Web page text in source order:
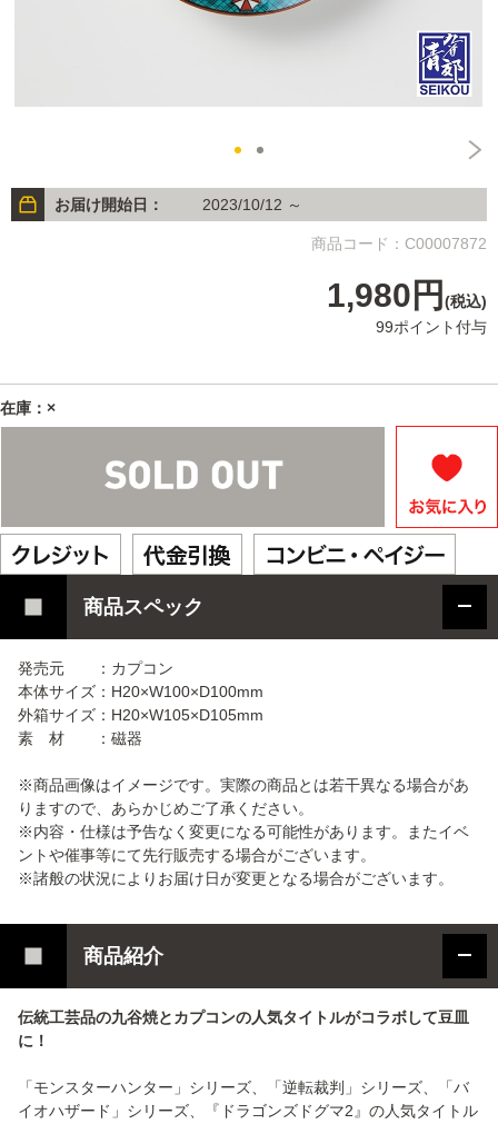
お届け開始日： 2023/10/12 ～
商品コード：C00007872
1,980円 (税込)
99ポイント付与
在庫：×
商品スペック
発売元 ：カプコン
本体サイズ：H20×W100×D100mm
外箱サイズ：H20×W105×D105mm
素 材 ：磁器
※商品画像はイメージです。実際の商品とは若干異なる場合があ
りますので、あらかじめご了承ください。
※内容・仕様は予告なく変更になる可能性があります。またイベ
ントや催事等にて先行販売する場合がございます。
※諸般の状況によりお届け日が変更となる場合がございます。
商品紹介
伝統工芸品の九谷焼とカプコンの人気タイトルがコラボして豆皿
に！
「モンスターハンター」シリーズ、「逆転裁判」シリーズ、「バ
イオハザード」シリーズ、『ドラゴンズドグマ2』の人気タイトル